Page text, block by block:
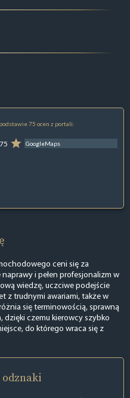
75 ocen z portali:
75 GoogleMaps
ceni się za
i pełen profesjonalizm w
wiedzę, uczciwe podejście
z trudnymi awariami, także w
się terminowością, sprawną
dzięki czemu kierowcy szybko
do którego wraca się z
odznaki